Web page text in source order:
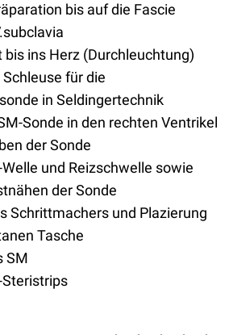
bis auf die Fascie
bis ins Herz (Durchleuchtung)
für die
in Seldingertechnik
Sonde in den rechten Ventrikel
der Sonde
und Reizschwelle sowie
der Sonde
Schrittmachers und Plazierung
Tasche
SM